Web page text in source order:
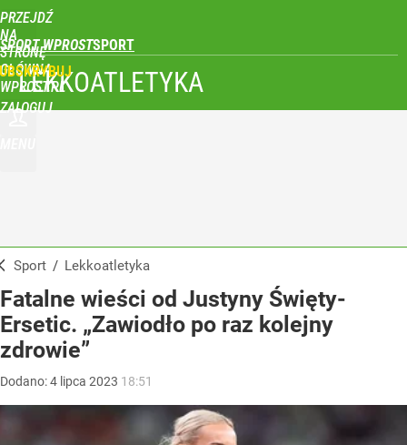
PRZEJDŹ
NA
STRONĘ
GŁÓWNĄ
WPROST.PL
SPORT WPROST
ZALOGUJ
LEKKOATLETYKA
Sport / Lekkoatletyka
Fatalne wieści od Justyny Święty-
Ersetic. „Zawiodło po raz kolejny
zdrowie”
Dodano:4 lipca 2023 18:51